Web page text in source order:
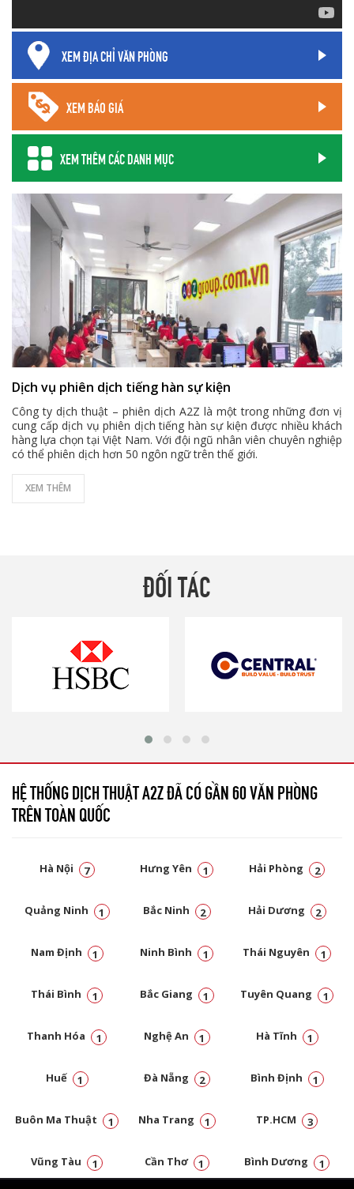
XEM ĐỊA CHỈ VĂN PHÒNG
XEM BÁO GIÁ
XEM THÊM CÁC DANH MỤC
Dịch vụ phiên dịch tiếng hàn sự kiện
Công ty dịch thuật – phiên dịch A2Z là một trong những đơn vị
cung cấp dịch vụ phiên dịch tiếng hàn sự kiện được nhiều khách
hàng lựa chọn tại Việt Nam. Với đội ngũ nhân viên chuyên nghiệp
có thể phiên dịch hơn 50 ngôn ngữ trên thế giới.
XEM THÊM
ĐỐI TÁC
HỆ THỐNG DỊCH THUẬT A2Z ĐÃ CÓ GẦN 60 VĂN PHÒNG
TRÊN TOÀN QUỐC
Hà Nội 7 Hưng Yên 1 Hải Phòng 2
Quảng Ninh 1 Bắc Ninh 2 Hải Dương 2
Nam Định 1 Ninh Bình 1 Thái Nguyên 1
Thái Bình 1 Bắc Giang 1 Tuyên Quang 1
Thanh Hóa 1 Nghệ An 1 Hà Tĩnh 1
Huế 1 Đà Nẵng 2 Bình Định 1
Buôn Ma Thuật 1 Nha Trang 1 TP.HCM 3
Vũng Tàu 1 Cần Thơ 1 Bình Dương 1